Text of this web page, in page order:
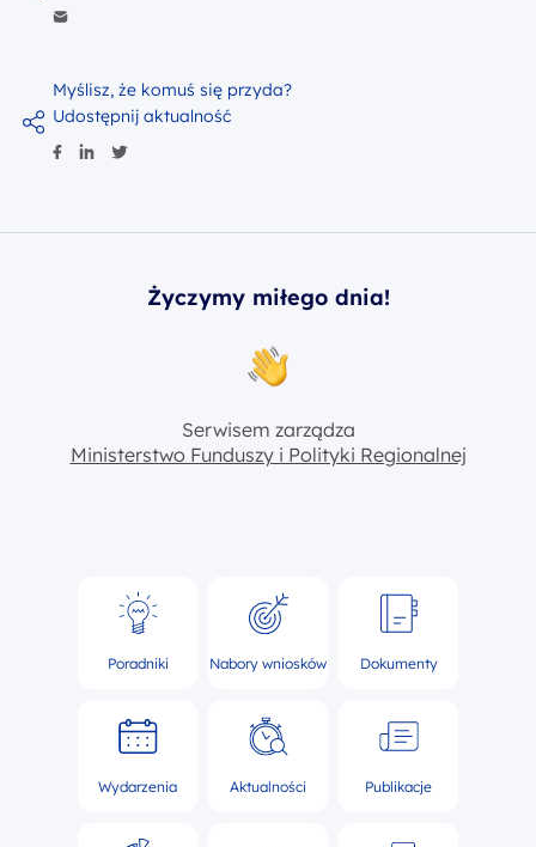
Myślisz, że komuś się przyda?
Udostępnij aktualność
Życzymy miłego dnia!
Serwisem zarządza
Ministerstwo Funduszy i Polityki Regionalnej
Poradniki Nabory wniosków Dokumenty
Wydarzenia Aktualności Publikacje